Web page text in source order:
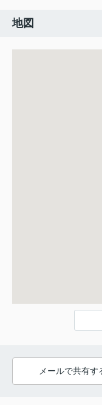
地図
メールで共有す